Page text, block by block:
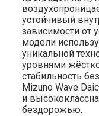
устойчивый
зависимости от
модели
уникальной
уровнями
стабильность
Mizuno Wave
и
бездорожью.